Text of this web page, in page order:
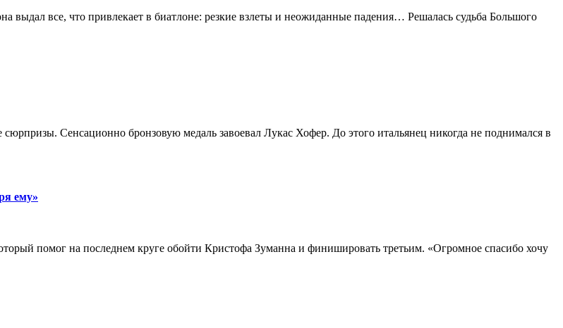
выдал все, что привлекает в биатлоне: резкие взлеты и неожиданные падения… Решалась судьба Большого
Сенсационно бронзовую медаль завоевал Лукас Хофер. До этого итальянец никогда не поднимался в
ему»
помог на последнем круге обойти Кристофа Зуманна и финишировать третьим. «Огромное спасибо хочу